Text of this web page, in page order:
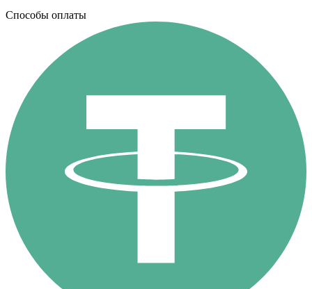
Способы оплаты